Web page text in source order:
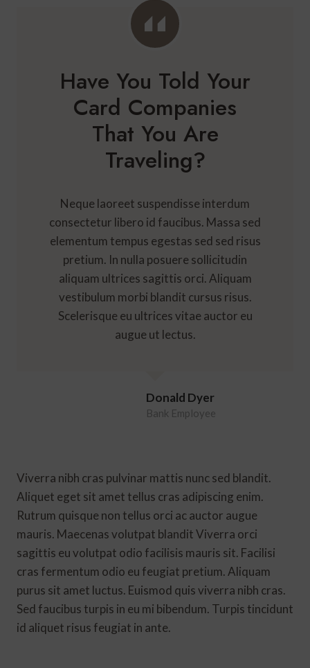
Have You Told Your
Card Companies
That You Are
Traveling?
Neque laoreet suspendisse interdum
consectetur libero id faucibus. Massa sed
elementum tempus egestas sed sed risus
pretium. In nulla posuere sollicitudin
aliquam ultrices sagittis orci. Aliquam
vestibulum morbi blandit cursus risus.
Scelerisque eu ultrices vitae auctor eu
augue ut lectus.
Donald Dyer
Bank Employee
Viverra nibh cras pulvinar mattis nunc sed blandit.
Aliquet eget sit amet tellus cras adipiscing enim.
Rutrum quisque non tellus orci ac auctor augue
mauris. Maecenas volutpat blandit Viverra orci
sagittis eu volutpat odio facilisis mauris sit. Facilisi
cras fermentum odio eu feugiat pretium. Aliquam
purus sit amet luctus. Euismod quis viverra nibh cras.
Sed faucibus turpis in eu mi bibendum. Turpis tincidunt
id aliquet risus feugiat in ante.